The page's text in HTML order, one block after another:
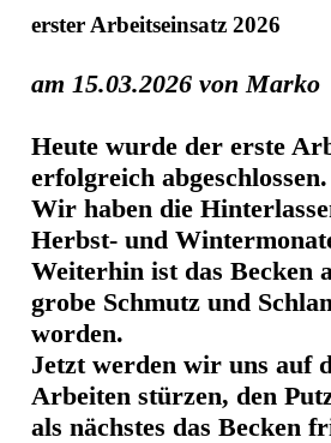
erster Arbeitseinsatz 2026
am 15.03.2026 von Marko
Heute wurde der erste
erfolgreich abgeschlossen.
Wir haben die
Herbst- und
Weiterhin ist das Becken
grobe Schmutz und
worden.
Jetzt werden wir uns auf
Arbeiten stürzen, den
als nächstes das Becken